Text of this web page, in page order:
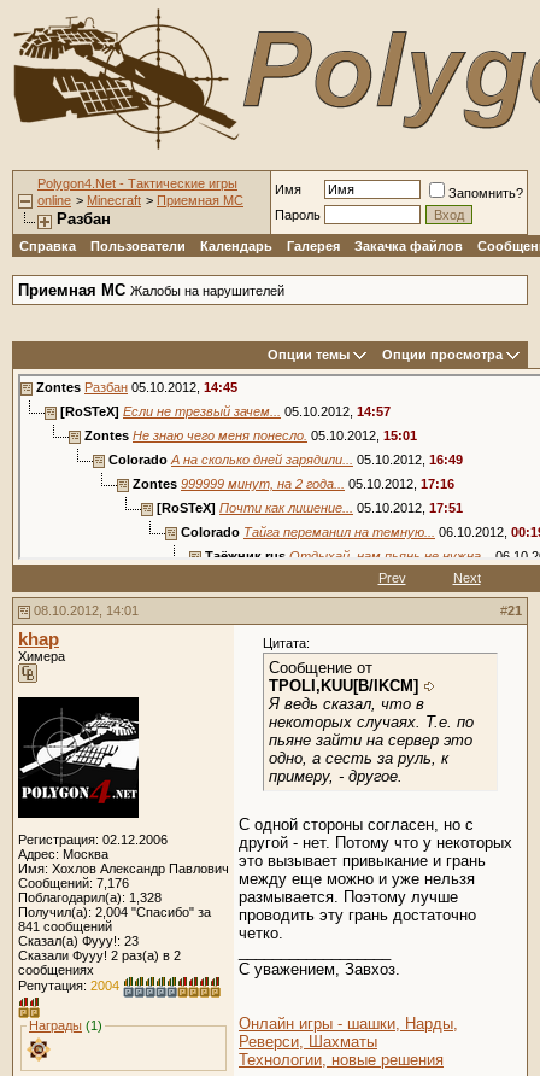
Polygon4.Net - Тактические игры
online > Minecraft > Приемная MC
Разбан
Имя
Запомнить?
Пароль
Справка Пользователи Календарь Галерея Закачка файлов
Приемная MC Жалобы на нарушителей
Опции темы Опции просмотра
Zontes Разбан 05.10.2012, 14:45
[RoSTeX] Если не трезвый зачем... 05.10.2012, 14:57
Zontes Не знаю чего меня понесло. 05.10.2012, 15:01
Colorado А на сколько дней зарядили... 05.10.2012, 16:49
Zontes 999999 минут, на 2 года... 05.10.2012, 17:16
[RoSTeX] Почти как лишение... 05.10.2012, 17:51
Colorado Тайга переманил на темную... 06.10.2012,
Таёжник.rus Отдыхай, нам пьянь не нужна...
Хочешь сказать если я женил...
Отмазка левая. Я на свадьбе...
Zontes Это плохо.Брата отдал и не...
TPOLI,KUU[B/IKCM] Может он его
Zontes Не мог не отрезветь,со
zorgg Зачем пить, если не
Таёжник.rus Я хочу сказать
TPOLI,KUU[B/IKCM]
Таёжник.rus
khap Я
TPOLI,KUU[B/
khap
Zontes
hol 1996 А за рулём тоже скажешь,
666cleric
А вел себя вполне как...
Могу я теперь разбан...
666cleric
Zontes Гарантирую.
Prev Next
08.10.2012, 14:01 #21
khap
Химера
Регистрация: 02.12.2006
Адрес: Москва
Имя: Хохлов Александр Павлович
Сообщений: 7,176
Поблагодарил(а): 1,328
Получил(а): 2,004 "Спасибо" за
841 сообщений
Сказал(а) Фууу!: 23
Сказали Фууу! 2 раз(а) в 2
сообщениях
Репутация: 2004
Награды (1)
Цитата:
Сообщение от
TPOLI,KUU[B/IKCM]
Я ведь сказал, что в
некоторых случаях. Т.е. по
пьяне зайти на сервер это
одно, а сесть за руль, к
примеру, - другое.
С одной стороны согласен, но с
другой - нет. Потому что у некоторых
это вызывает привыкание и грань
между еще можно и уже нельзя
размывается. Поэтому лучше
проводить эту грань достаточно
четко.
C уважением, Завхоз.
Онлайн игры - шашки, Нарды,
Реверси, Шахматы
Технологии, новые решения